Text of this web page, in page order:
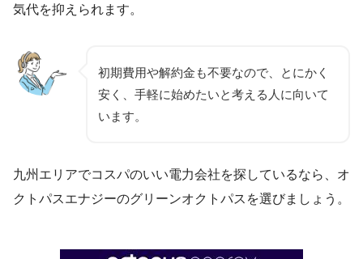
気代を抑えられます。
初期費用や解約金も不要なので、とにかく
安く、手軽に始めたいと考える人に向いて
います。
九州エリアでコスパのいい電力会社を探しているなら、オ
クトパスエナジーのグリーンオクトパスを選びましょう。